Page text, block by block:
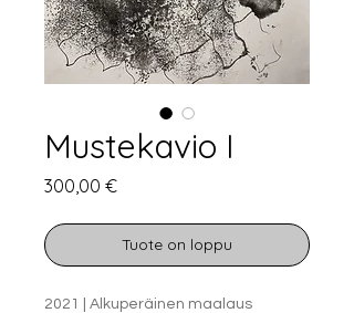
Mustekavio I
300,00 €Hinta
Tuote on loppu
2021 | Alkuperäinen maalaus